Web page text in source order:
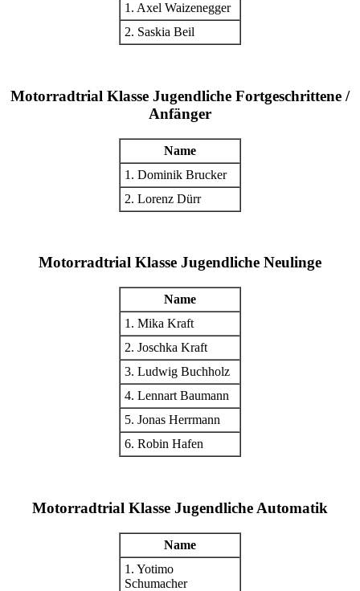
1. Axel Waizenegger
2. Saskia Beil
Motorradtrial Klasse Jugendliche Fortgeschrittene /
Anfänger
Name
1. Dominik Brucker
2. Lorenz Dürr
Motorradtrial Klasse Jugendliche Neulinge
Name
1. Mika Kraft
2. Joschka Kraft
3. Ludwig Buchholz
4. Lennart Baumann
5. Jonas Herrmann
6. Robin Hafen
Motorradtrial Klasse Jugendliche Automatik
Name
1. Yotimo
Schumacher